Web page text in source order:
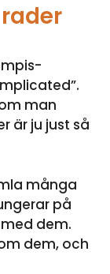
man
är ju just så
många
på
dem.
dem, och